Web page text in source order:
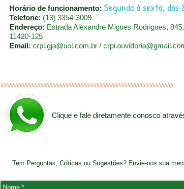
Horário de funcionamento: Segunda à sexta, das
Telefone: (13) 3354-3009​
Endereço: Estrada Alexandre Migues Rodrigues,
11420-125
Email: crpi.gja@uol.com.br /
/////////////////////////////////////////////////////////////////////////////////////////////////////////////////////
Clique e fale diretamente conosco
Tem Perguntas, Críticas ou Sugestões? Envie-nos sua